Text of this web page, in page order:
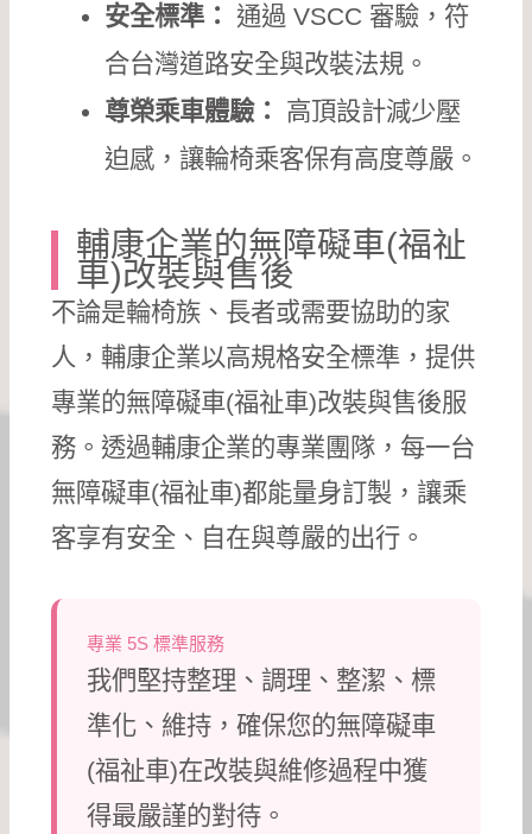
安全標準：
通過 VSCC 審驗，符
合台灣道路安全與改裝法規。
尊榮乘車體驗：
高頂設計減少壓
迫感，讓輪椅乘客保有高度尊嚴。
輔康企業的無障礙車(福祉
車)改裝與售後
不論是輪椅族、長者或需要協助的家
人，輔康企業以高規格安全標準，提供
專業的無障礙車(福祉車)改裝與售後服
務。透過輔康企業的專業團隊，每一台
無障礙車(福祉車)都能量身訂製，讓乘
客享有安全、自在與尊嚴的出行。
專業 5S 標準服務
我們堅持整理、調理、整潔、標
準化、維持，確保您的無障礙車
(福祉車)在改裝與維修過程中獲
得最嚴謹的對待。